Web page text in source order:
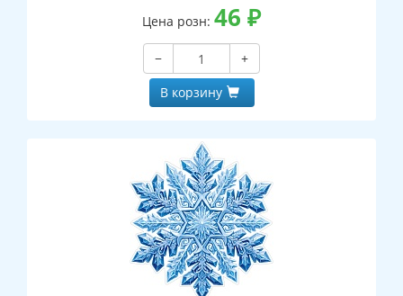
Цена розн: 46 ₽
−
+
В корзину